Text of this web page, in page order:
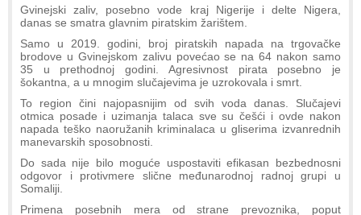
Gvinejski zaliv, posebno vode kraj Nigerije i delte Nigera,
danas se smatra glavnim piratskim žarištem.
Samo u 2019. godini, broj piratskih napada na trgovačke
brodove u Gvinejskom zalivu povećao se na 64 nakon samo
35 u prethodnoj godini. Agresivnost pirata posebno je
šokantna, a u mnogim slučajevima je uzrokovala i smrt.
To region čini najopasnijim od svih voda danas. Slučajevi
otmica posade i uzimanja talaca sve su češći i ovde nakon
napada teško naoružanih kriminalaca u gliserima izvanrednih
manevarskih sposobnosti.
Do sada nije bilo moguće uspostaviti efikasan bezbednosni
odgovor i protivmere slične međunarodnoj radnoj grupi u
Somaliji.
Primena posebnih mera od strane prevoznika, poput